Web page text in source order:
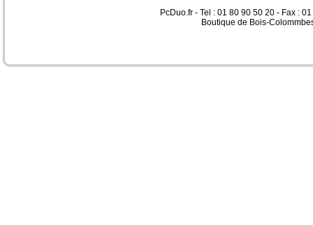
PcDuo.fr - Tel : 01 80 90 50 20 - Fax :
Boutique de Bois-